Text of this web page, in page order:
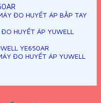
ĐO HUYẾT ÁP BẮP TAY
HUYẾT ÁP YUWELL
YE650AR
ĐO HUYẾT ÁP YUWELL